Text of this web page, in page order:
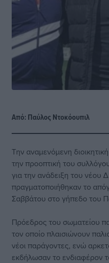
Από: Παύλος Nτοκόουπιλ
Την αναμενόμενη
την προοπτική του
για την ανάδειξη του νέου
πραγματοποιήθηκαν το
Σαββάτου στο γήπεδο του
Πρόεδρος του σωματείου
τον οποίο πλαισιώνουν
νέοι παράγοντες, ενώ
εκδήλωσαν το ενδιαφέρον